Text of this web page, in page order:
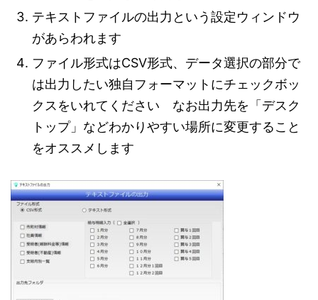
テキストファイルの出力という設定ウィンドウ
があらわれます
ファイル形式はCSV形式、データ選択の部分で
は出力したい独自フォーマットにチェックボッ
クスをいれてください なお出力先を「デスク
トップ」などわかりやすい場所に変更すること
をオススメします